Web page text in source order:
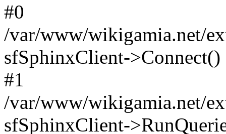
#0
/var/www/wikigamia.net/
sfSphinxClient->Connect()
#1
/var/www/wikigamia.net/
sfSphinxClient-